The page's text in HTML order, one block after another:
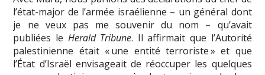
l’état-major de l’armée israélienne – un général dont
je ne veux pas me souvenir du nom – qu’avait
publiées le Herald Tribune. Il affirmait que l’Autorité
palestinienne était « une entité terroriste » et que
l’État d’Israël envisageait de réoccuper les quelques